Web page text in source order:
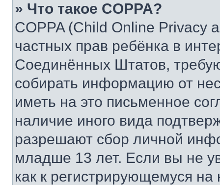
» Что такое COPPA?
COPPA (Child Online Privacy
частных прав ребёнка в
Соединённых Штатов,
собирать информацию от
иметь на это письменное
наличие иного вида
разрешают сбор личной
младше 13 лет. Если вы не
как к регистрирующемуся